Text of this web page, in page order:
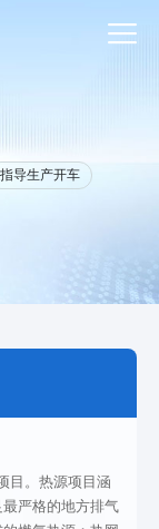
指导生产开车
目。热源项目涵
严格的地方排气